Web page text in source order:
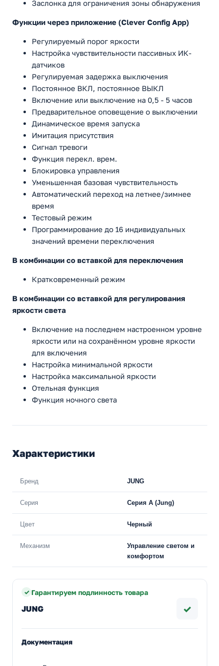
Заслонка для ограничения зоны обнаружения
Функции через приложение (Clever Config App)
Регулируемый порог яркости
Настройка чувствительности пассивных ИК-
датчиков
Регулируемая задержка выключения
Постоянное ВКЛ, постоянное ВЫКЛ
Включение или выключение на 0,5 - 5 часов
Предварительное оповещение о выключении
Динамическое время запуска
Имитация присутствия
Сигнал тревоги
Функция перекл. врем.
Блокировка управления
Уменьшенная базовая чувствительность
Автоматический переход на летнее/зимнее
время
Тестовый режим
Программирование до 16 индивидуальных
значений времени переключения
В комбинации со вставкой для переключения
Кратковременный режим
В комбинации со вставкой для регулирования
яркости света
Включение на последнем настроенном уровне
яркости или на сохранённом уровне яркости
для включения
Настройка минимальной яркости
Настройка максимальной яркости
Отельная функция
Функция ночного света
Характеристики
Бренд JUNG
Серия Серия А (Jung)
Цвет Черный
Механизм
Управление светом и
комфортом
Гарантируем подлинность товара
JUNG ✓
Документация